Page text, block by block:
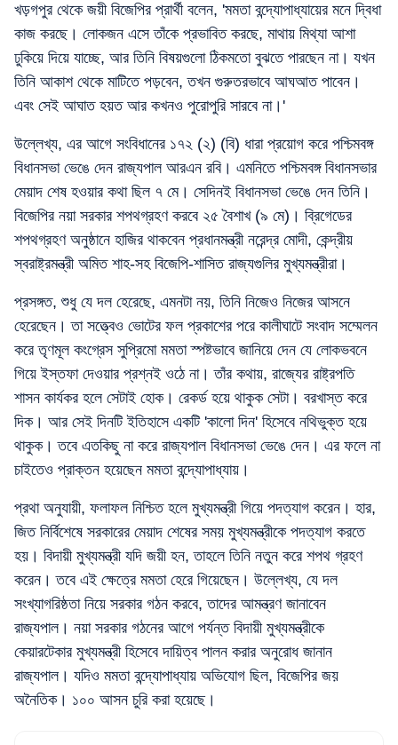
খড়গপুর থেকে জয়ী বিজেপির প্রার্থী বলেন, 'মমতা বন্দ্যোপাধ্যায়ের মনে দ্বিধা
কাজ করছে। লোকজন এসে তাঁকে প্রভাবিত করছে, মাথায় মিথ্যা আশা
ঢুকিয়ে দিয়ে যাচ্ছে, আর তিনি বিষয়গুলো ঠিকমতো বুঝতে পারছেন না। যখন
তিনি আকাশ থেকে মাটিতে পড়বেন, তখন গুরুতরভাবে আঘআত পাবেন।
এবং সেই আঘাত হয়ত আর কখনও পুরোপুরি সারবে না।'
উল্লেখ্য, এর আগে সংবিধানের ১৭২ (২) (বি) ধারা প্রয়োগ করে পশ্চিমবঙ্গ
বিধানসভা ভেঙে দেন রাজ্যপাল আরএন রবি। এমনিতে পশ্চিমবঙ্গ বিধানসভার
মেয়াদ শেষ হওয়ার কথা ছিল ৭ মে। সেদিনই বিধানসভা ভেঙে দেন তিনি।
বিজেপির নয়া সরকার শপথগ্রহণ করবে ২৫ বৈশাখ (৯ মে)। ব্রিগেডের
শপথগ্রহণ অনুষ্ঠানে হাজির থাকবেন প্রধানমন্ত্রী নরেন্দ্র মোদী, কেন্দ্রীয়
স্বরাষ্ট্রমন্ত্রী অমিত শাহ-সহ বিজেপি-শাসিত রাজ্যগুলির মুখ্যমন্ত্রীরা।
প্রসঙ্গত, শুধু যে দল হেরেছে, এমনটা নয়, তিনি নিজেও নিজের আসনে
হেরেছেন। তা সত্ত্বেও ভোটের ফল প্রকাশের পরে কালীঘাটে সংবাদ সম্মেলন
করে তৃণমূল কংগ্রেস সুপ্রিমো মমতা স্পষ্টভাবে জানিয়ে দেন যে লোকভবনে
গিয়ে ইস্তফা দেওয়ার প্রশ্নই ওঠে না। তাঁর কথায়, রাজ্যের রাষ্ট্রপতি
শাসন কার্যকর হলে সেটাই হোক। রেকর্ড হয়ে থাকুক সেটা। বরখাস্ত করে
দিক। আর সেই দিনটি ইতিহাসে একটি 'কালো দিন' হিসেবে নথিভুক্ত হয়ে
থাকুক। তবে এতকিছু না করে রাজ্যপাল বিধানসভা ভেঙে দেন। এর ফলে না
চাইতেও প্রাক্তন হয়েছেন মমতা বন্দ্যোপাধ্যায়।
প্রথা অনুযায়ী, ফলাফল নিশ্চিত হলে মুখ্যমন্ত্রী গিয়ে পদত্যাগ করেন। হার,
জিত নির্বিশেষে সরকারের মেয়াদ শেষের সময় মুখ্যমন্ত্রীকে পদত্যাগ করতে
হয়। বিদায়ী মুখ্যমন্ত্রী যদি জয়ী হন, তাহলে তিনি নতুন করে শপথ গ্রহণ
করেন। তবে এই ক্ষেত্রে মমতা হেরে গিয়েছেন। উল্লেখ্য, যে দল
সংখ্যাগরিষ্ঠতা নিয়ে সরকার গঠন করবে, তাদের আমন্ত্রণ জানাবেন
রাজ্যপাল। নয়া সরকার গঠনের আগে পর্যন্ত বিদায়ী মুখ্যমন্ত্রীকে
কেয়ারটেকার মুখ্যমন্ত্রী হিসেবে দায়িত্ব পালন করার অনুরোধ জানান
রাজ্যপাল। যদিও মমতা বন্দ্যোপাধ্যায় অভিযোগ ছিল, বিজেপির জয়
অনৈতিক। ১০০ আসন চুরি করা হয়েছে।